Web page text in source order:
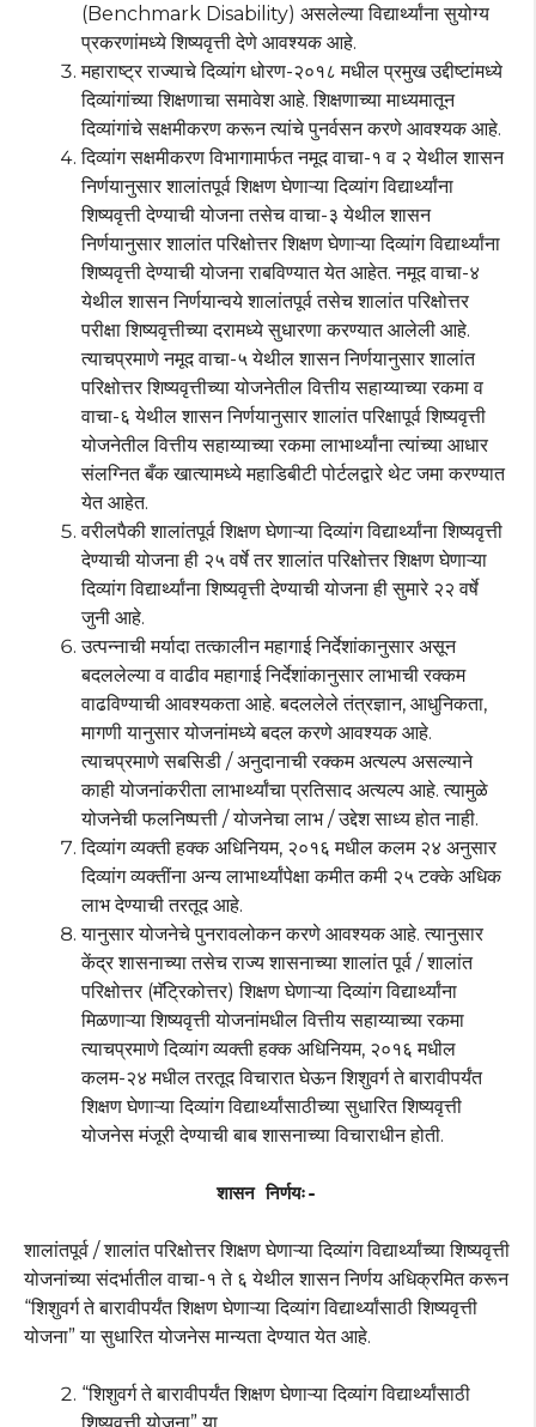
(Benchmark Disability) असलेल्या विद्यार्थ्यांना सुयोग्य
प्रकरणांमध्ये शिष्यवृत्ती देणे आवश्यक आहे.
महाराष्ट्र राज्याचे दिव्यांग धोरण-२०१८ मधील प्रमुख उद्दीष्टांमध्ये
दिव्यांगांच्या शिक्षणाचा समावेश आहे. शिक्षणाच्या माध्यमातून
दिव्यांगांचे सक्षमीकरण करून त्यांचे पुनर्वसन करणे आवश्यक आहे.
दिव्यांग सक्षमीकरण विभागामार्फत नमूद वाचा-१ व २ येथील शासन
निर्णयानुसार शालांतपूर्व शिक्षण घेणाऱ्या दिव्यांग विद्यार्थ्यांना
शिष्यवृत्ती देण्याची योजना तसेच वाचा-३ येथील शासन
निर्णयानुसार शालांत परिक्षोत्तर शिक्षण घेणाऱ्या दिव्यांग विद्यार्थ्यांना
शिष्यवृत्ती देण्याची योजना राबविण्यात येत आहेत. नमूद वाचा-४
येथील शासन निर्णयान्वये शालांतपूर्व तसेच शालांत परिक्षोत्तर
परीक्षा शिष्यवृत्तीच्या दरामध्ये सुधारणा करण्यात आलेली आहे.
त्याचप्रमाणे नमूद वाचा-५ येथील शासन निर्णयानुसार शालांत
परिक्षोत्तर शिष्यवृत्तीच्या योजनेतील वित्तीय सहाय्याच्या रकमा व
वाचा-६ येथील शासन निर्णयानुसार शालांत परिक्षापूर्व शिष्यवृत्ती
योजनेतील वित्तीय सहाय्याच्या रकमा लाभार्थ्यांना त्यांच्या आधार
संलग्नित बँक खात्यामध्ये महाडिबीटी पोर्टलद्वारे थेट जमा करण्यात
येत आहेत.
वरीलपैकी शालांतपूर्व शिक्षण घेणाऱ्या दिव्यांग विद्यार्थ्यांना शिष्यवृत्ती
देण्याची योजना ही २५ वर्षे तर शालांत परिक्षोत्तर शिक्षण घेणाऱ्या
दिव्यांग विद्यार्थ्यांना शिष्यवृत्ती देण्याची योजना ही सुमारे २२ वर्षे
जुनी आहे.
उत्पन्नाची मर्यादा तत्कालीन महागाई निर्देशांकानुसार असून
बदललेल्या व वाढीव महागाई निर्देशांकानुसार लाभाची रक्कम
वाढविण्याची आवश्यकता आहे. बदललेले तंत्रज्ञान, आधुनिकता,
मागणी यानुसार योजनांमध्ये बदल करणे आवश्यक आहे.
त्याचप्रमाणे सबसिडी / अनुदानाची रक्कम अत्यल्प असल्याने
काही योजनांकरीता लाभार्थ्यांचा प्रतिसाद अत्यल्प आहे. त्यामुळे
योजनेची फलनिष्पत्ती / योजनेचा लाभ / उद्देश साध्य होत नाही.
दिव्यांग व्यक्ती हक्क अधिनियम, २०१६ मधील कलम २४ अनुसार
दिव्यांग व्यक्तींना अन्य लाभार्थ्यांपेक्षा कमीत कमी २५ टक्के अधिक
लाभ देण्याची तरतूद आहे.
यानुसार योजनेचे पुनरावलोकन करणे आवश्यक आहे. त्यानुसार
केंद्र शासनाच्या तसेच राज्य शासनाच्या शालांत पूर्व / शालांत
परिक्षोत्तर (मॅट्रिकोत्तर) शिक्षण घेणाऱ्या दिव्यांग विद्यार्थ्यांना
मिळणाऱ्या शिष्यवृत्ती योजनांमधील वित्तीय सहाय्याच्या रकमा
त्याचप्रमाणे दिव्यांग व्यक्ती हक्क अधिनियम, २०१६ मधील
कलम-२४ मधील तरतूद विचारात घेऊन शिशुवर्ग ते बारावीपर्यंत
शिक्षण घेणाऱ्या दिव्यांग विद्यार्थ्यांसाठीच्या सुधारित शिष्यवृत्ती
योजनेस मंजूरी देण्याची बाब शासनाच्या विचाराधीन होती.
शासन निर्णयः-
शालांतपूर्व / शालांत परिक्षोत्तर शिक्षण घेणाऱ्या दिव्यांग विद्यार्थ्यांच्या शिष्यवृत्ती
योजनांच्या संदर्भातील वाचा-१ ते ६ येथील शासन निर्णय अधिक्रमित करून
“शिशुवर्ग ते बारावीपर्यंत शिक्षण घेणाऱ्या दिव्यांग विद्यार्थ्यांसाठी शिष्यवृत्ती
योजना” या सुधारित योजनेस मान्यता देण्यात येत आहे.
“शिशुवर्ग ते बारावीपर्यंत शिक्षण घेणाऱ्या दिव्यांग विद्यार्थ्यांसाठी
शिष्यवृत्ती योजना” या